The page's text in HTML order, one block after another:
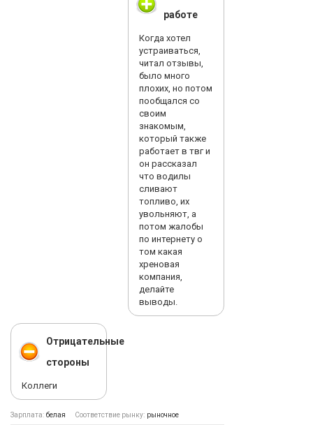
работе
Когда хотел
устраиваться,
читал отзывы,
было много
плохих, но потом
пообщался со
своим
знакомым,
который также
работает в твг и
он рассказал
что водилы
сливают
топливо, их
увольняют, а
потом жалобы
по интернету о
том какая
хреновая
компания,
делайте
выводы.
Отрицательные
стороны
Коллеги
Зарплата: белая Соответствие рынку: рыночное